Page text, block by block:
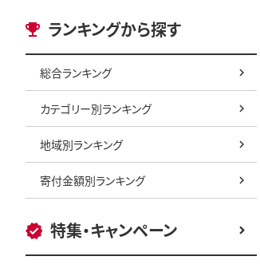
ランキングから探す
総合ランキング
カテゴリー別ランキング
地域別ランキング
寄付金額別ランキング
特集・キャンペーン